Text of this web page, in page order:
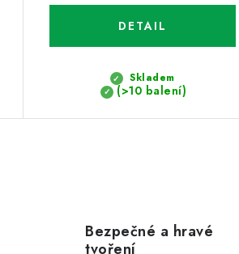
Skladem
(>10 balení)
Bezpečné a hravé
tvoření